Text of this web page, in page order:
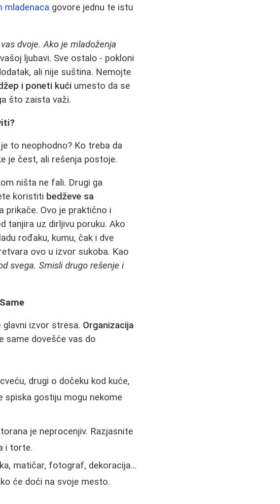
mladenaca govore jednu te istu
dvoje. Ako je mladoženja
ljubavi. Sve ostalo - pokloni
ali nije suština. Nemojte
i poneti kući umesto da se
što zaista važi.
je to neophodno? Ko treba da
je čest, ali rešenja postoje.
ništa ne fali. Drugi ga
koristiti bedževe sa
prikače. Ovo je praktično i
tanjira uz dirljivu poruku. Ako
rođaku, kumu, čak i dve
ovo u izvor sukoba. Kao
svega. Smisli drugo rešenje i
glavni izvor stresa. Organizacija
same dovešće vas do
drugi o dočeku kod kuće,
spiska gostiju mogu nekome
je neprocenjiv. Razjasnite
i torte.
matičar, fotograf, dekoracija...
će doći na svoje mesto.